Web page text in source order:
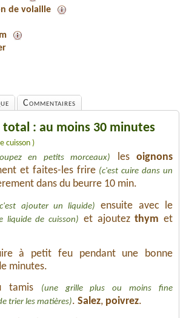
de volaille
Commentaires
total : au moins 30 minutes
cuisson )
en petits morceaux) les oignons
et faites-les frire (c'est cuire dans un
dans du beurre 10 min.
ajouter un liquide)
ensuite avec le
liquide de cuisson) et ajoutezthym et
à petit feu pendant une bonne
minutes.
tamis
(une grille plus ou moins fine
trier les matières). Salez, poivrez.